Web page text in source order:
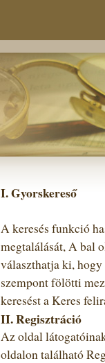
I. Gyorskereső
A keresés funkció
megtalálását, A bal
választhatja ki,
szempont fölötti
keresést a Keres
II. Regisztráció
Az oldal
oldalon található